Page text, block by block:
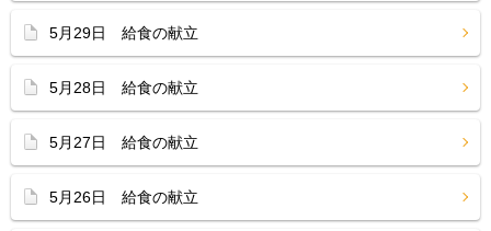
5月29日 給食の献立
5月28日 給食の献立
5月27日 給食の献立
5月26日 給食の献立